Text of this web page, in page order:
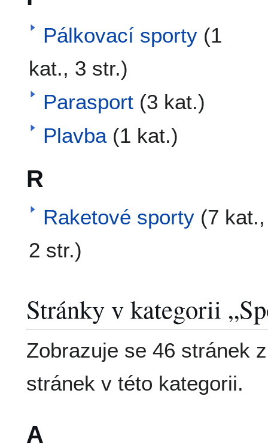
Pálkovací sporty (1
kat., 3 str.)
Parasport (3 kat.)
Plavba (1 kat.)
R
Raketové sporty (7 kat.,
2 str.)
Stránky v kategorii
Zobrazuje se 46 stránek
stránek v této kategorii.
A